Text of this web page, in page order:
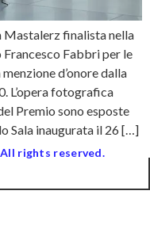
Mastalerz finalista nella
Francesco Fabbri per le
d’onore dalla
L’opera fotografica
Premio sono esposte
Sala inaugurata il 26 […]
rights reserved.